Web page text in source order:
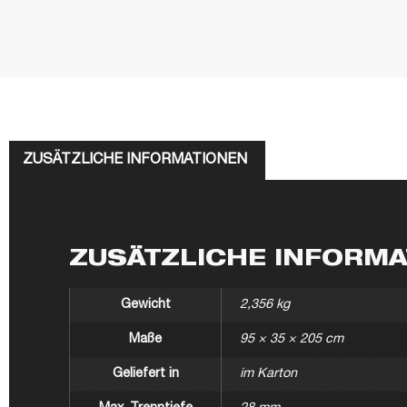
ZUSÄTZLICHE INFORMATIONEN
ZUSÄTZLICHE
Gewicht 2,356 kg
Maße 95 × 35 × 205 cm
Geliefert in im Karton